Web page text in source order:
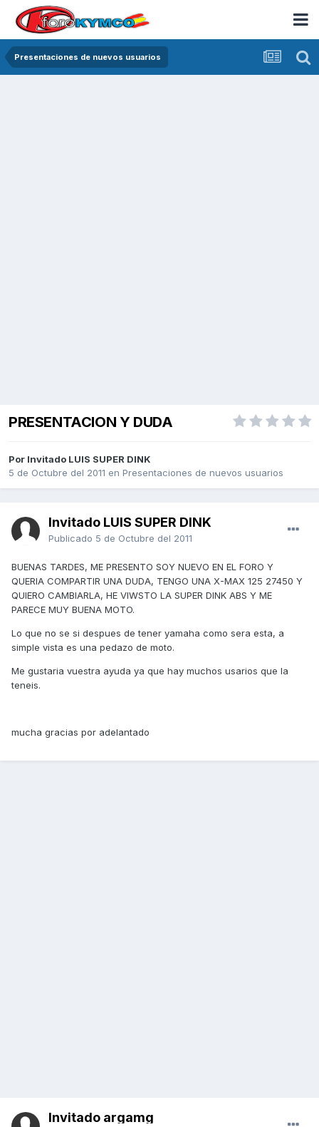
Presentaciones de nuevos usuarios
PRESENTACION Y DUDA
Por Invitado LUIS SUPER DINK
5 de Octubre del 2011 en Presentaciones de nuevos usuarios
Invitado LUIS SUPER DINK
Publicado 5 de Octubre del 2011
BUENAS TARDES, ME PRESENTO SOY NUEVO EN EL FORO Y
QUERIA COMPARTIR UNA DUDA, TENGO UNA X-MAX 125 27450 Y
QUIERO CAMBIARLA, HE VIWSTO LA SUPER DINK ABS Y ME
PARECE MUY BUENA MOTO.
Lo que no se si despues de tener yamaha como sera esta, a
simple vista es una pedazo de moto.
Me gustaria vuestra ayuda ya que hay muchos usarios que la
teneis.
mucha gracias por adelantado
Invitado argamg